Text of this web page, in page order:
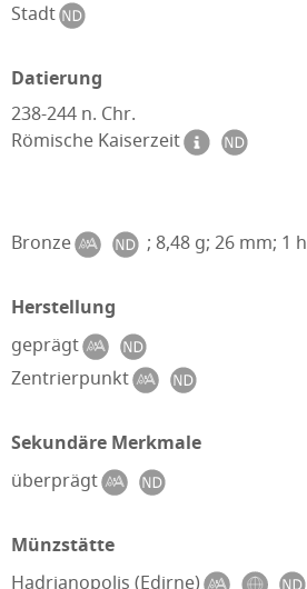
Stadt
Datierung
238-244 n. Chr.
Römische Kaiserzeit
Bronze ; 8,48 g; 26 mm; 1 h
Herstellung
geprägt
Zentrierpunkt
Sekundäre Merkmale
überprägt
Münzstätte
Hadrianopolis (Edirne)